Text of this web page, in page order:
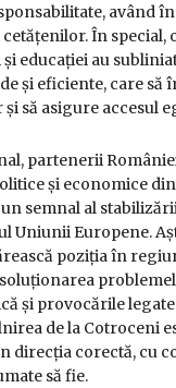
având
În
educației au
și eficiente, care să
să asigure accesul
partenerii
și economice
semnal al
Uniunii Europene.
poziția în
și provocările
de la Cotroceni
direcția corectă, cu
să fie.